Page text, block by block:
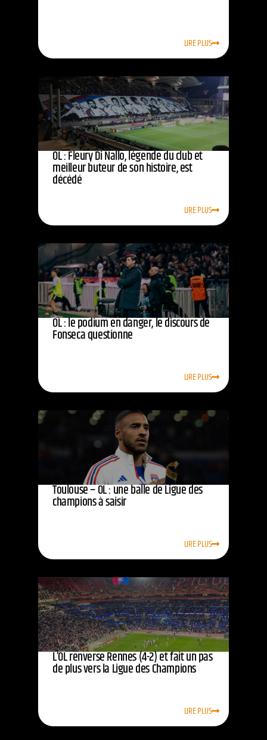
LIRE PLUS
OL : Fleury Di Nallo, légende du club et
meilleur buteur de son histoire, est
décédé
LIRE PLUS
OL : le podium en danger, le discours de
Fonseca questionne
LIRE PLUS
Toulouse – OL : une balle de Ligue des
champions à saisir
LIRE PLUS
L’OL renverse Rennes (4-2) et fait un pas
de plus vers la Ligue des Champions
LIRE PLUS